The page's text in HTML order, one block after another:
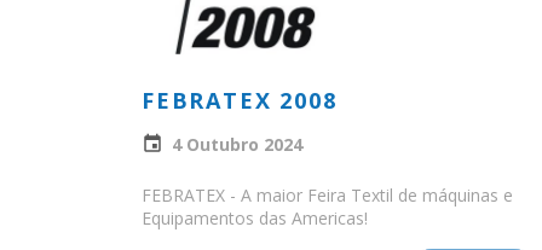
FEBRATEX 2008
4 Outubro 2024
FEBRATEX - A maior Feira Textil de máquinas e
Equipamentos das Americas!